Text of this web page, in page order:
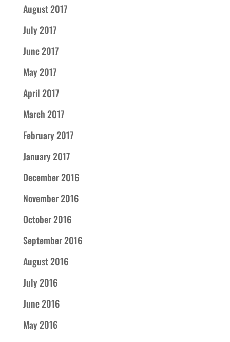
August 2017
July 2017
June 2017
May 2017
April 2017
March 2017
February 2017
January 2017
December 2016
November 2016
October 2016
September 2016
August 2016
July 2016
June 2016
May 2016